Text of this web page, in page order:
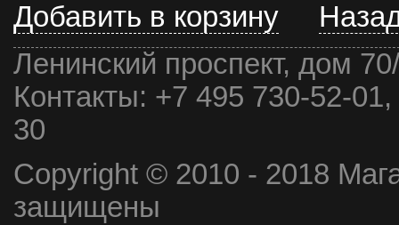
Добавить в корзину
Ленинский проспект, дом
Контакты: +7 495 730-52-
30
Copyright © 2010 - 2018
защищены